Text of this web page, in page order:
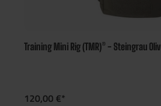
Training Mini Rig (TMR)® - Steingrau Oliv
120,00 €*